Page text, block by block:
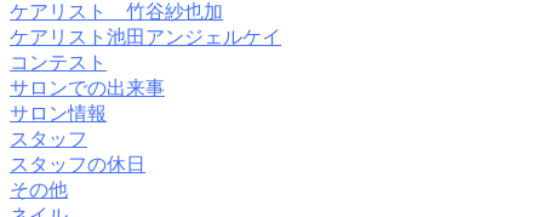
ケアリスト 竹谷紗也加
ケアリスト池田アンジェルケイ
コンテスト
サロンでの出来事
サロン情報
スタッフ
スタッフの休日
その他